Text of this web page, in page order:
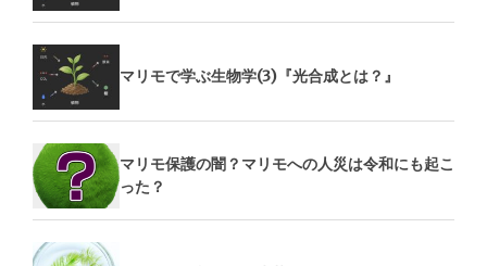
マリモで学ぶ生物学(3)『光合成とは？』
マリモ保護の闇？マリモへの人災は令和にも起こ
った？